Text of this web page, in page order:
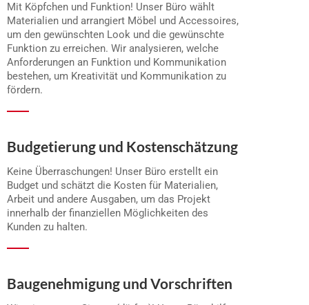
Mit Köpfchen und Funktion! Unser Büro wählt
Materialien und arrangiert Möbel und Accessoires,
um den gewünschten Look und die gewünschte
Funktion zu erreichen. Wir analysieren, welche
Anforderungen an Funktion und Kommunikation
bestehen, um Kreativität und Kommunikation zu
fördern.
Budgetierung und Kostenschätzung
Keine Überraschungen! Unser Büro erstellt ein
Budget und schätzt die Kosten für Materialien,
Arbeit und andere Ausgaben, um das Projekt
innerhalb der finanziellen Möglichkeiten des
Kunden zu halten.
Baugenehmigung und Vorschriften